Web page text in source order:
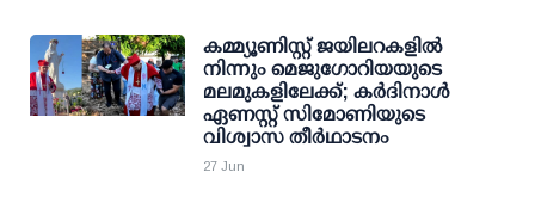
കമ്മ്യൂണിസ്റ്റ് ജയിലറകളിൽ
നിന്നും മെജുഗോറിയയുടെ
മലമുകളിലേക്ക്; കർദിനാൾ
ഏണസ്റ്റ് സിമോണിയുടെ
വിശ്വാസ തീർഥാടനം
27 Jun